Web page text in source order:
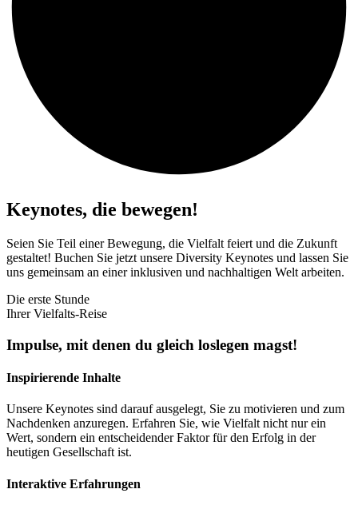
Keynotes, die bewegen!
Seien Sie Teil einer Bewegung, die Vielfalt feiert und die Zukunft
gestaltet! Buchen Sie jetzt unsere Diversity Keynotes und lassen Sie
uns gemeinsam an einer inklusiven und nachhaltigen Welt arbeiten.
Die erste Stunde
Ihrer Vielfalts-Reise
Impulse, mit denen du gleich loslegen magst!
Inspirierende Inhalte
Unsere Keynotes sind darauf ausgelegt, Sie zu motivieren und zum
Nachdenken anzuregen. Erfahren Sie, wie Vielfalt nicht nur ein
Wert, sondern ein entscheidender Faktor für den Erfolg in der
heutigen Gesellschaft ist.
Interaktive Erfahrungen